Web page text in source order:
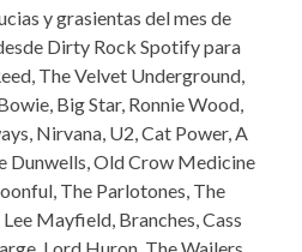
y grasientas del mes de
Dirty Rock Spotify para
The Velvet Underground,
Big Star, Ronnie Wood,
Nirvana, U2, Cat Power, A
Dunwells, Old Crow Medicine
The Parlotones, The
Mayfield, Branches, Cass